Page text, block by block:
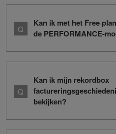
Kan ik met het Free
de PERFORMANCE-
Kan ik mijn rekordbox
bekijken?